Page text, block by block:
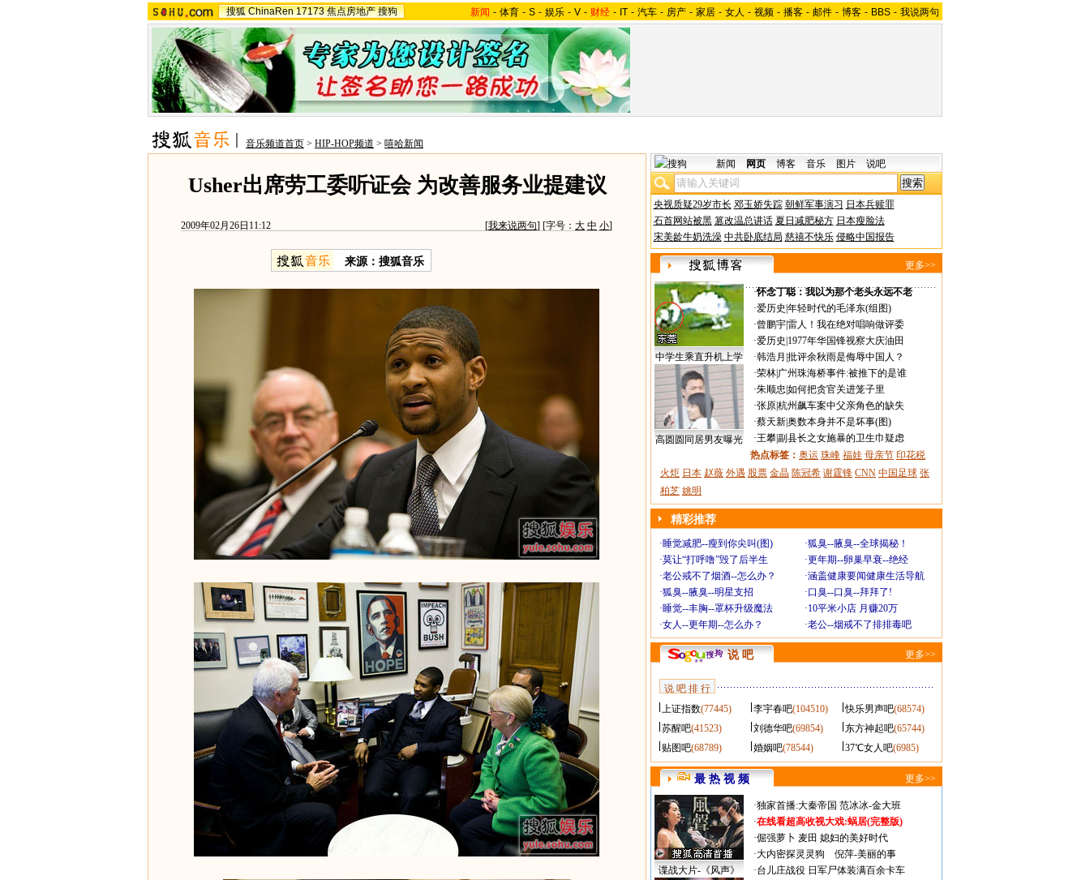
搜狐 ChinaRen 17173 焦点房地产 搜狗 新闻 - 体育 - S - 娱乐 - V - 财经 - IT - 汽车 - 房产 - 家居 - 女人 - 视频 - 播客 - 邮件 - 博客 - BBS - 我说两句
音乐频道首页 > HIP-HOP频道 > 嘻哈新闻
Usher出席劳工委听证会 为改善服务业提建议
2009年02月26日11:12 [我来说两句] [字号： 大 中 小]
来源：搜狐音乐
新闻 网页 博客 音乐 图片 说吧
央视质疑29岁市长 邓玉娇失踪 朝鲜军事演习 日本兵赎罪
石首网站被黑 篡改温总讲话 夏日减肥秘方 日本瘦脸法
宋美龄牛奶洗澡 中共卧底结局 慈禧不快乐 侵略中国报告
更多>>
中学生乘直升机上学
高圆圆同居男友曝光
·怀念丁聪：我以为那个老头永远不老
·爱历史 年轻时代的毛泽东(组图)
·曾鹏宇|雷人！我在绝对唱响做评委
·爱历史 1977年华国锋视察大庆油田
·韩浩月 批评余秋雨是侮辱中国人？
·荣林| 广州珠海桥事件:被推下的是谁
·朱顺忠 如何把贪官关进笼子里
·张原|杭州飙车案中父亲角色的缺失
·蔡天新|奥数本身并不是坏事(图)
·王攀|副县长之女施暴的卫生巾疑虑
热点标签： 奥运 珠峰 福娃 母亲节 印花税
火炬 日本 赵薇 外遇 股票 金晶 陈冠希 谢霆锋 CNN 中国足球 张
柏芝 姚明
精彩推荐
·睡觉减肥--瘦到你尖叫(图) ·狐臭--腋臭--全球揭秘！
·莫让“打呼噜”毁了后半生 ·更年期--卵巢早衰--绝经
·老公戒不了烟酒--怎么办？ ·涵盖健康要闻健康生活导航
·狐臭--腋臭--明星支招 ·口臭--口臭--拜拜了!
·睡觉--丰胸--罩杯升级魔法 ·10平米小店 月赚20万
·女人--更年期--怎么办？ ·老公--烟戒不了排排毒吧
说 吧 更多>>
说 吧 排 行
上证指数(77445) 李宇春吧(104510) 快乐男声吧(68574)
苏醒吧(41523) 刘德华吧(69854) 东方神起吧(65744)
贴图吧(68789) 婚姻吧(78544) 37℃女人吧(6985)
最 热 视 频 更多>>
谍战大片-《风声》
·独家首播:大秦帝国 范冰冰-金大班
·在线看超高收视大戏:蜗居(完整版)
·倔强萝卜 麦田 媳妇的美好时代
·大内密探灵灵狗
倪萍-美丽的事
·台儿庄战役 日军尸体装满百余卡车